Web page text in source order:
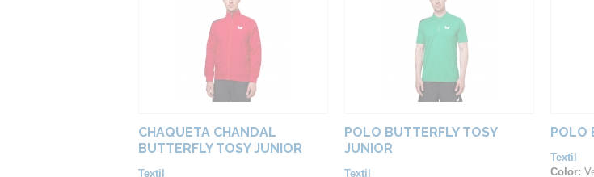
CHAQUETA CHANDAL
BUTTERFLY TOSY JUNIOR
Textil
POLO BUTTERFLY TOSY
JUNIOR
Textil
POLO
Textil
Color: